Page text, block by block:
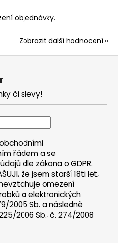
objednávky.
Zobrazit další hodnocení
či slevy!
obchodními
řádem a se
dle zákona oGDPR.
že jsem starší 18ti let,
omezení
a elektronických
2005 Sb. a následně
2006 Sb., č. 274/2008